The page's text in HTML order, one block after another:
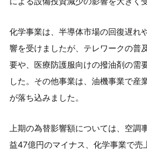
化学事業は、半導体市場の回復遅れ
響を受けましたが、テレワークの普
要や、医療防護服向けの撥油剤の需
した。その他事業は、油機事業で産
が落ち込みました。
上期の為替影響額については、空調
益47億円のマイナス、化学事業で